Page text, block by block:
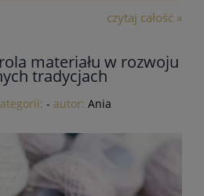
czytaj całość »
materiału w rozwoju
tradycjach
- autor: Ania